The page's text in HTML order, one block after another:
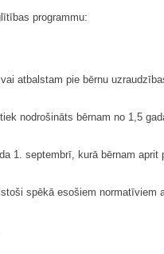
programmu:
atbalstam pie bērnu
nodrošināts bērnam no 1,5
1. septembrī, kurā bērnam aprit
spēkā esošiem normatīviem